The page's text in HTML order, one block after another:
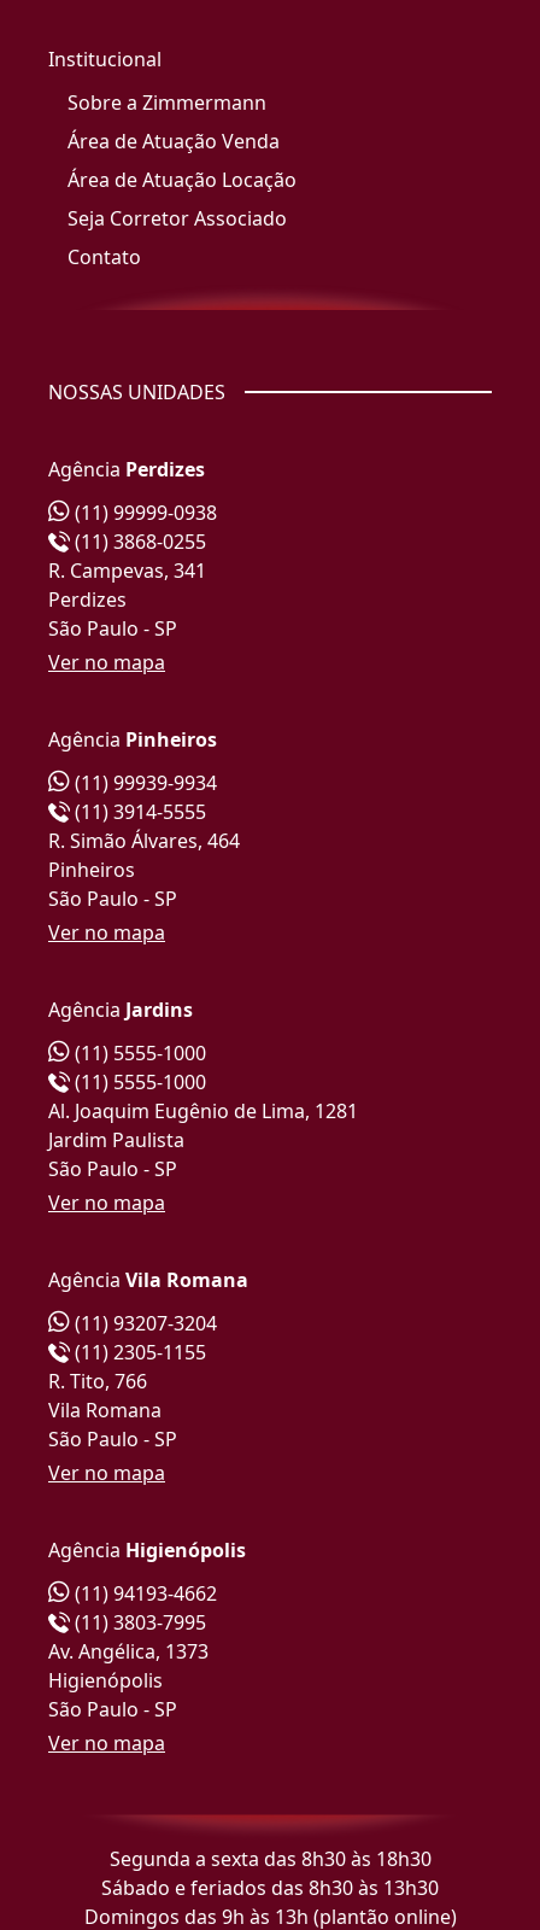
Institucional
Sobre a Zimmermann
Área de Atuação Venda
Área de Atuação Locação
Seja Corretor Associado
Contato
NOSSAS UNIDADES
Agência Perdizes
(11) 99999-0938
(11) 3868-0255
R. Campevas, 341
Perdizes
São Paulo - SP
Ver no mapa
Agência Pinheiros
(11) 99939-9934
(11) 3914-5555
R. Simão Álvares, 464
Pinheiros
São Paulo - SP
Ver no mapa
Agência Jardins
(11) 5555-1000
(11) 5555-1000
Al. Joaquim Eugênio de Lima, 1281
Jardim Paulista
São Paulo - SP
Ver no mapa
Agência Vila Romana
(11) 93207-3204
(11) 2305-1155
R. Tito, 766
Vila Romana
São Paulo - SP
Ver no mapa
Agência Higienópolis
(11) 94193-4662
(11) 3803-7995
Av. Angélica, 1373
Higienópolis
São Paulo - SP
Ver no mapa
Segunda a sexta das 8h30 às 18h30
Sábado e feriados das 8h30 às 13h30
Domingos das 9h às 13h (plantão online)